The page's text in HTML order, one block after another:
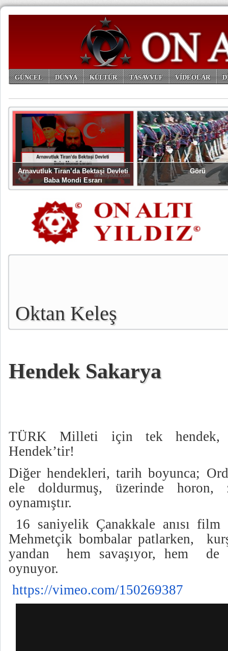
GÜNCEL DÜNYA KÜLTÜR TASAVVUF VİDEOLAR
Arnavutluk Tiran’da Bektaşi Devleti
Baba Mondi Esrarı
Görü
Oktan Keleş
Hendek Sakarya
TÜRK Milleti için tek hendek,
Hendek’tir!
Diğer hendekleri, tarih boyunca;
ele doldurmuş, üzerinde horon,
oynamıştır.
16 saniyelik Çanakkale anısı
Mehmetçik bombalar patlarken,
yandan
hem savaşıyor, hem
de
oynuyor.
https://vimeo.com/150269387